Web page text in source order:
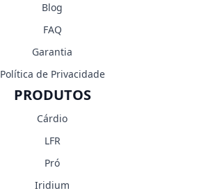
Blog
FAQ
Garantia
Política de Privacidade
PRODUTOS
Cárdio
LFR
Pró
Iridium